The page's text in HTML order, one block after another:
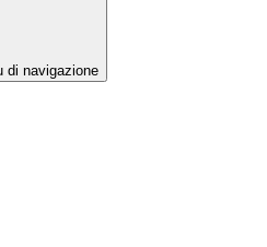
di navigazione